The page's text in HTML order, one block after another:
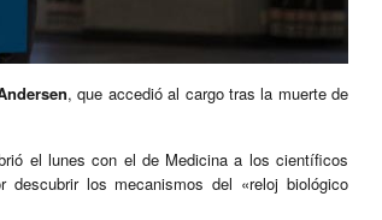
, que accedió al cargo tras la muerte de
el lunes con el de Medicina a los científicos
los mecanismos del «reloj biológico